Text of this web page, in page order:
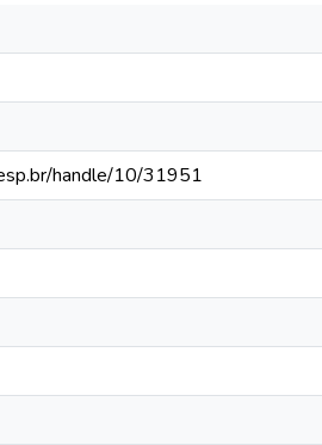
handle/10/31951